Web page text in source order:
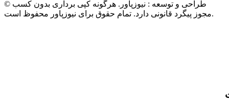
© طراحی و توسعه : نیوزپاور. هرگونه کپی برداری بدون کسب
مجوز پیگرد قانونی دارد. تمام حقوق برای نیوزپاور محفوظ است.